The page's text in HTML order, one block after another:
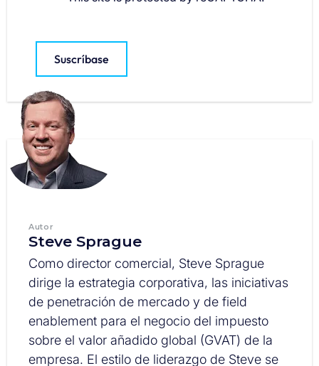
Suscríbase
Autor
Steve Sprague
Como director comercial, Steve Sprague
dirige la estrategia corporativa, las iniciativas
de penetración de mercado y de field
enablement para el negocio del impuesto
sobre el valor añadido global (GVAT) de la
empresa. El estilo de liderazgo de Steve se